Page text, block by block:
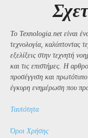
Το Texnologia.net είναι
τεχνολογία, καλύπτοντας
εξελίξεις στην τεχνητή
και τις επιστήμες. Η
προσέγγιση και
έγκυρη ενημέρωση που
Ταυτότητα
Όροι Χρήσης